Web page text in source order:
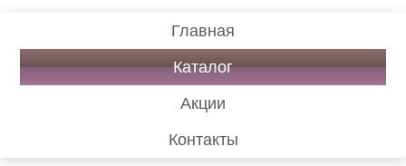
Главная
Каталог
Акции
Контакты